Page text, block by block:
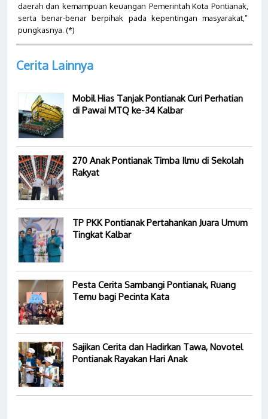
daerah dan kemampuan keuangan Pemerintah Kota Pontianak,
serta benar-benar berpihak pada kepentingan masyarakat,”
pungkasnya. (*)
Cerita Lainnya
Mobil Hias Tanjak Pontianak Curi Perhatian
di Pawai MTQ ke-34 Kalbar
270 Anak Pontianak Timba Ilmu di Sekolah
Rakyat
TP PKK Pontianak Pertahankan Juara Umum
Tingkat Kalbar
Pesta Cerita Sambangi Pontianak, Ruang
Temu bagi Pecinta Kata
Sajikan Cerita dan Hadirkan Tawa, Novotel
Pontianak Rayakan Hari Anak